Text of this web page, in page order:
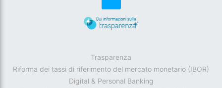
Trasparenza
Riforma dei tassi di riferimento del mercato monetario (IBOR)
Digital & Personal Banking